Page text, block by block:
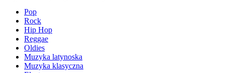
Pop
Rock
Hip Hop
Reggae
Oldies
Muzyka latynoska
Muzyka klasyczna